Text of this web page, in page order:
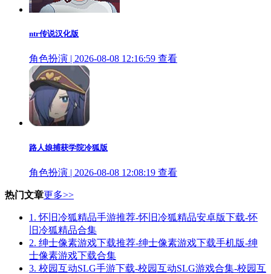
ntr传说汉化版
角色扮演 | 2026-08-08 12:16:59 查看
路人娘捕获学院冷狐版
角色扮演 | 2026-08-08 12:08:19 查看
热门文章更多>>
1. 怀旧冷狐精品手游推荐-怀旧冷狐精品安卓版下载-怀
旧冷狐精品合集
2. 绅士像素游戏下载推荐-绅士像素游戏下载手机版-绅
士像素游戏下载合集
3. 校园互动SLG手游下载-校园互动SLG游戏合集-校园互